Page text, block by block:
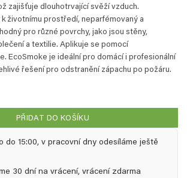
zajišťuje dlouhotrvající svěží vzduch.
životnímu prostředí, neparfémovaný a
pro různé povrchy, jako jsou stěny,
a textilie. Aplikuje se pomocí
EcoSmoke je ideální pro domácí i profesionální
řešení pro odstranění zápachu po požáru.
požáru pomocí EcoSmoke – 2,5litrový doplňovací
PŘIDAT DO KOŠÍKU
do 15:00, v pracovní dny odesíláme ještě
30 dní na vrácení, vrácení zdarma